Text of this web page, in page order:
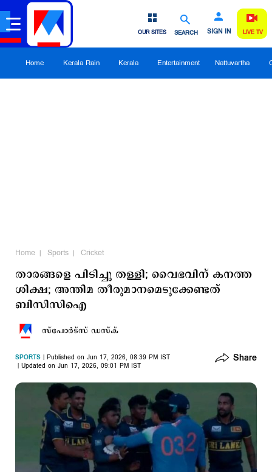
SEARCH SIGN IN
OUR SITES LIVE TV
Home Kerala Rain Kerala Entertainment Nattuvartha
Home Sports Cricket
താരങ്ങളെ പിടിച്ചു തള്ളി; വൈഭവിന് കനത്ത
ശിക്ഷ; അന്തിമ തീരുമാനമെടുക്കേണ്ടത്
ബിസിസിഐ
സ്പോര്‍ട്സ് ഡസ്ക്
SPORTS
Published on Jun 17, 2026, 08:39 PM IST
Updated on Jun 17, 2026, 09:01 PM IST
Share